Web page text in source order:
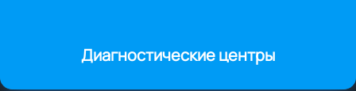
Диагностические центры